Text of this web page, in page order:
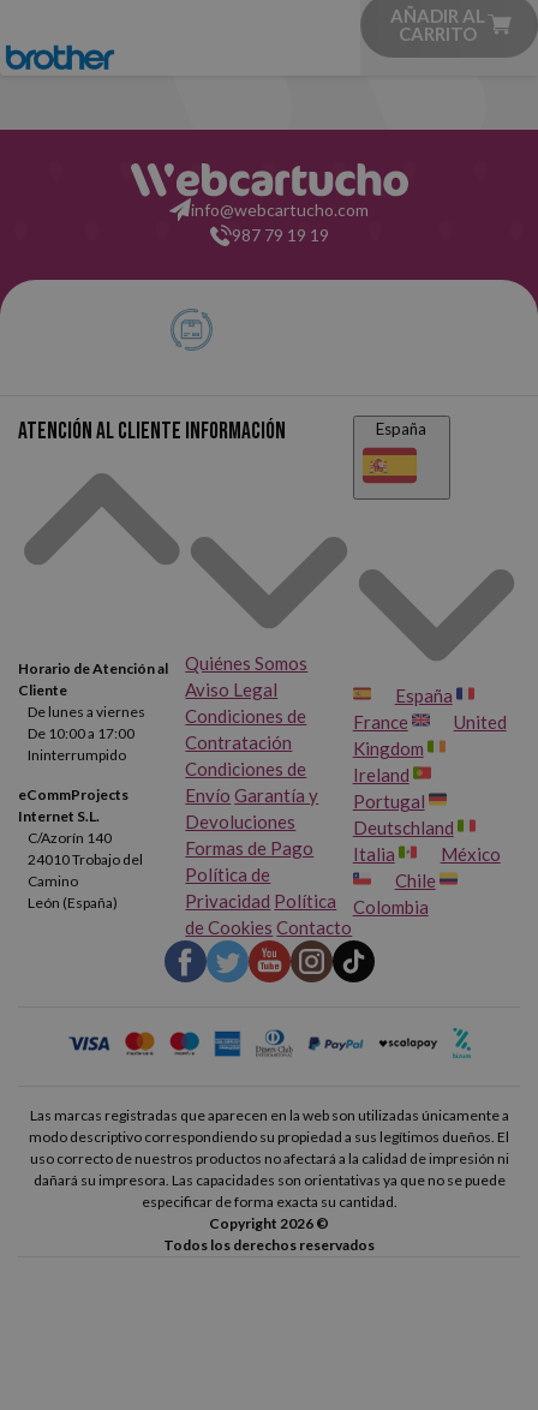
AÑADIR AL
CARRITO
info@webcartucho.com
987 79 19 19
Atención al cliente
Horario de Atención al
Cliente
De lunes a viernes
De 10:00 a 17:00
Ininterrumpido
eCommProjects
Internet S.L.
C/Azorín 140
24010 Trobajo del
Camino
León (España)
Información
Quiénes Somos
Aviso Legal
Condiciones de
Contratación
Condiciones de
Envío Garantía y
Devoluciones
Formas de Pago
Política de
Privacidad Política
de Cookies Contacto
España
España
France
United
Kingdom
Ireland
Portugal
Deutschland
Italia
México
Chile
Colombia
Las marcas registradas que aparecen en la web son utilizadas únicamente a
modo descriptivo correspondiendo su propiedad a sus legítimos dueños. El
uso correcto de nuestros productos no afectará a la calidad de impresión ni
dañará su impresora. Las capacidades son orientativas ya que no se puede
especificar de forma exacta su cantidad.
Copyright 2026 ©
Todos los derechos reservados